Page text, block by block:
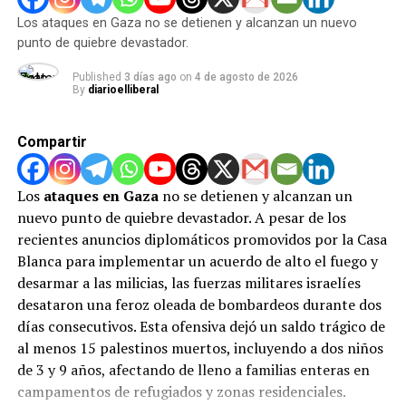
Visita nuestras Redes Sociales
Facebook: @diarioelliberal
Instagram: @diarioelliberal
Twitter: @webelliberal
Tiktok: @diarioelliberal
Si te interesa saber más sobre este y otros temas
visita
Diario El Liberal y agrégalo a tu lista de favoritos.
ADVERTISEMENT
RELATED TOPICS: DESTACADOS TECNOLOGÍA
UP NEXT
Los ataques en Gaza no se detienen y alcanzan un nuevo
punto de quiebre devastador.
Published 3 días ago on 4 de agosto de 2026
By diarioelliberal
Compartir
Los ataques en Gazano se detienen y alcanzan un
nuevo punto de quiebre devastador. A pesar de los
recientes anuncios diplomáticos promovidos por la Casa
Blanca para implementar un acuerdo de alto el fuego y
desarmar a las milicias, las fuerzas militares israelíes
desataron una feroz oleada de bombardeos durante dos
días consecutivos. Esta ofensiva dejó un saldo trágico de
al menos 15 palestinos muertos, incluyendo a dos niños
de 3 y 9 años, afectando de lleno a familias enteras en
campamentos de refugiados y zonas residenciales.